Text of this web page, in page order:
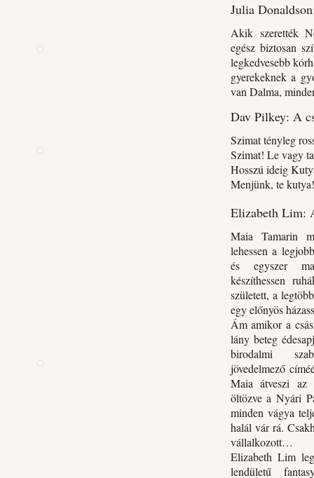
Julia
Akik szerették
egész biztosan
legkedvesebb
gyerekeknek a
van Dalma,
Dav Pilkey: A
Szimat tényleg
Szimat! Le vagy
Hosszú ideig
Menjünk, te
Elizabeth Lim:
Maia Tamarin
lehessen a
és egyszer
készíthessen
született, a
egy előnyös
Ám amikor a
lány beteg
birodalmi
jövedelmező
Maia átveszi
öltözve a Nyári
minden vágya
halál vár rá.
vállalkozott…
Elizabeth Lim
lendületű